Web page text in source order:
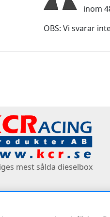
inom
OBS: Vi svarar
mest sålda dieselbox